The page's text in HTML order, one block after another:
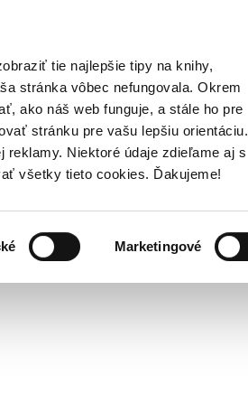
tie najlepšie tipy na knihy,
stránka vôbec nefungovala. Okrem
ako náš web funguje, a stále ho pre
stránku pre vašu lepšiu orientáciu.
reklamy. Niektoré údaje zdieľame aj s
všetky tieto cookies. Ďakujeme!
Marketingové